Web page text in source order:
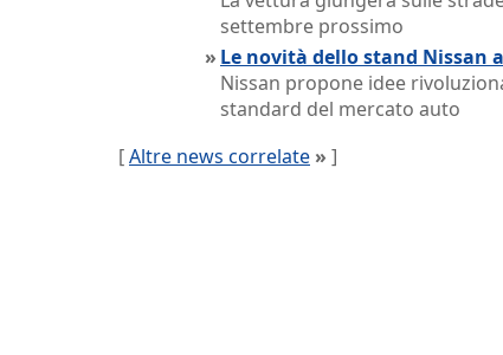
settembre prossimo
» Le novità dello stand Nissan
Nissan propone idee
standard del mercato auto
[Altre news correlate » ]